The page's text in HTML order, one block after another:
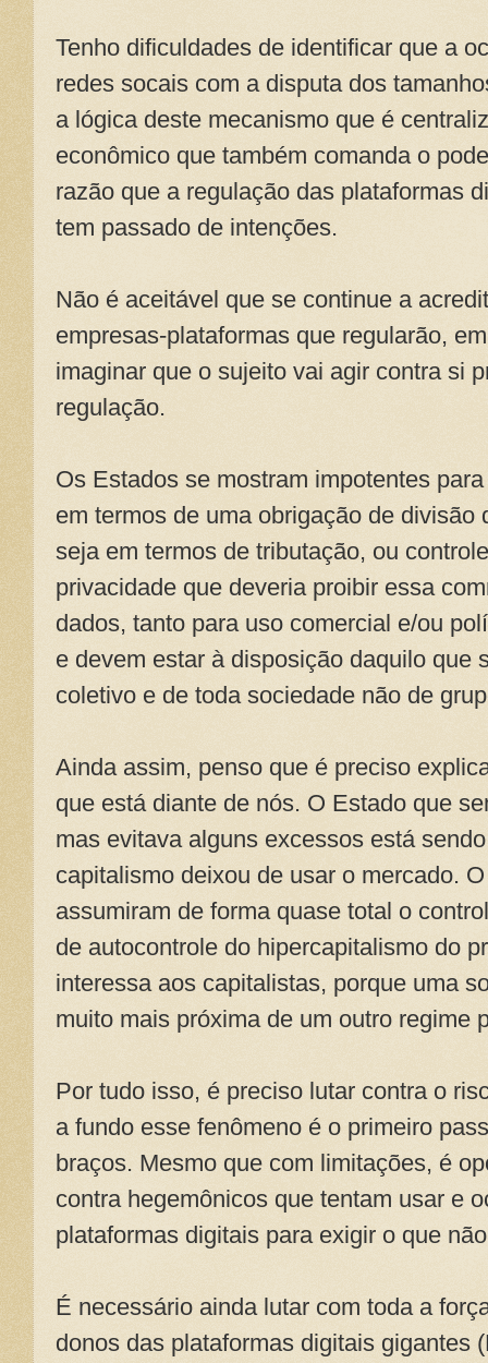
Tenho dificuldades de identificar que a
redes socais com a disputa dos
a lógica deste mecanismo que é
econômico que também comanda o
razão que a regulação das plataformas
tem passado de intenções.
Não é aceitável que se continue a
empresas-plataformas que regularão,
imaginar que o sujeito vai agir contra si
regulação.
Os Estados se mostram impotentes
em termos de uma obrigação de divisão
seja em termos de tributação, ou
privacidade que deveria proibir essa
dados, tanto para uso comercial e/ou
e devem estar à disposição daquilo que
coletivo e de toda sociedade não de
Ainda assim, penso que é preciso
que está diante de nós. O Estado que
mas evitava alguns excessos está
capitalismo deixou de usar o mercado.
assumiram de forma quase total o
de autocontrole do hipercapitalismo do
interessa aos capitalistas, porque uma
muito mais próxima de um outro regime
Por tudo isso, é preciso lutar contra o
a fundo esse fenômeno é o primeiro
braços. Mesmo que com limitações, é
contra hegemônicos que tentam usar e
plataformas digitais para exigir o que
É necessário ainda lutar com toda a
donos das plataformas digitais gigantes